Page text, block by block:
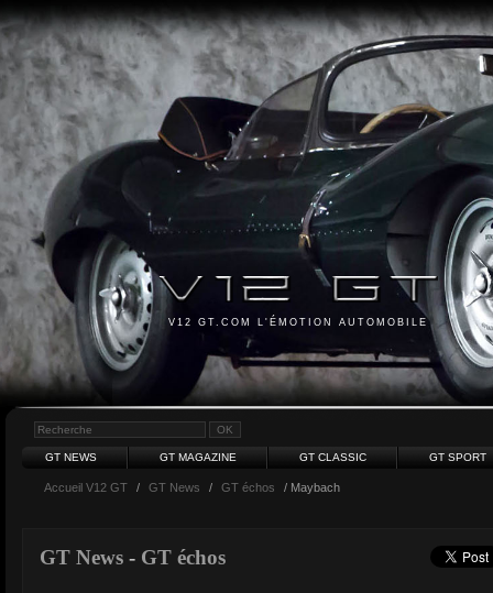
V12 GT.COM L'ÉMOTION AUTOMOBILE
GT NEWS GT MAGAZINE GT CLASSIC GT SPORT
Accueil V12 GT / GT News / GT échos / Maybach
GT News - GT échos